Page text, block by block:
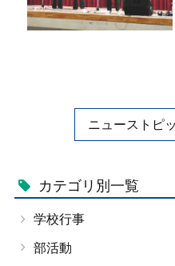
ニューストピ
カテゴリ別一覧
学校行事
部活動